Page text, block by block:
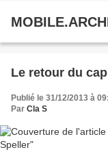
Le retour du
Publié le 31/12/2013 à
Par Cla S